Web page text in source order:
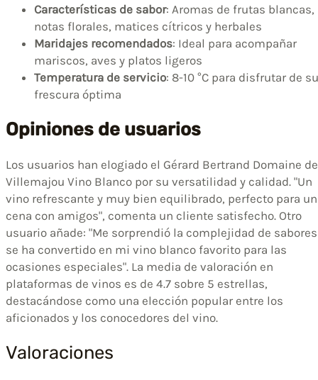
Características de sabor: Aromas de frutas blancas,
notas florales, matices cítricos y herbales
Maridajes recomendados: Ideal para acompañar
mariscos, aves y platos ligeros
Temperatura de servicio: 8-10 °C para disfrutar de su
frescura óptima
Opiniones de usuarios
Los usuarios han elogiado el Gérard Bertrand Domaine de
Villemajou Vino Blanco por su versatilidad y calidad. "Un
vino refrescante y muy bien equilibrado, perfecto para
cena con amigos", comenta un cliente satisfecho. Otro
usuario añade: "Me sorprendió la complejidad de
se ha convertido en mi vino blanco favorito para las
ocasiones especiales". La media de valoración en
plataformas de vinos es de 4.7 sobre 5 estrellas,
destacándose como una elección popular entre los
aficionados y los conocedores del vino.
Valoraciones